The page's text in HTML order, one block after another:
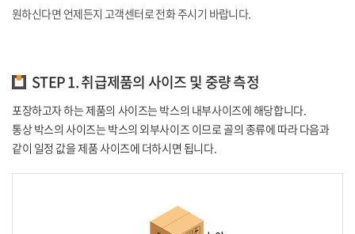
원하신다면 언제든지 고객센터로 전화 주시기 바랍니다.
STEP 1. 취급제품의 사이즈 및 중량 측정
포장하고자 하는 제품의 사이즈는 박스의 내부사이즈에 해당합니다.
통상 박스의 사이즈는 박스의 외부사이즈 이므로 골의 종류에 따라 다음과
같이 일정 값을 제품 사이즈에 더하시면 됩니다.